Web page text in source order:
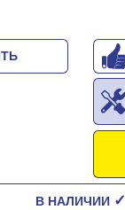
В НАЛИЧИИ ✓